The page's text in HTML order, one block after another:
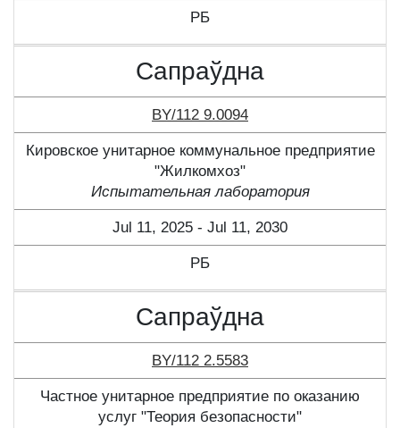
РБ
Сапраўдна
BY/112 9.0094
Кировское унитарное коммунальное предприятие
"Жилкомхоз"
Испытательная лаборатория
Jul 11, 2025 - Jul 11, 2030
РБ
Сапраўдна
BY/112 2.5583
Частное унитарное предприятие по оказанию
услуг "Теория безопасности"